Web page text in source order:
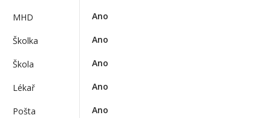
MHD Ano
Školka Ano
Škola Ano
Lékař Ano
Pošta Ano